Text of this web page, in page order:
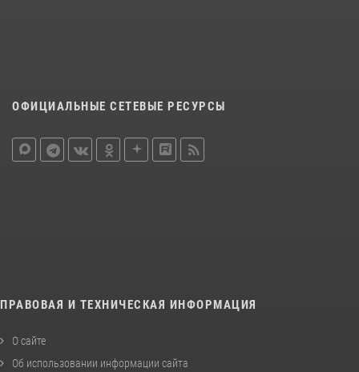
ОФИЦИАЛЬНЫЕ СЕТЕВЫЕ РЕСУРСЫ
ПРАВОВАЯ И ТЕХНИЧЕСКАЯ ИНФОРМАЦИЯ
О сайте
Об использовании информации сайта